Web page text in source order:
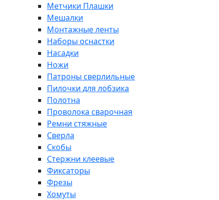
Метчики Плашки
Мешалки
Монтажные ленты
Наборы оснастки
Насадки
Ножи
Патроны сверлильные
Пилочки для лобзика
Полотна
Проволока сварочная
Ремни стяжные
Сверла
Скобы
Стержни клеевые
Фиксаторы
Фрезы
Хомуты